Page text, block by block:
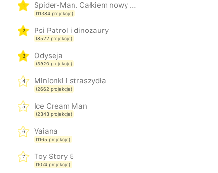
1 Spider-Man. Całkiem nowy dzień
(11384 projekcje)
2 Psi Patrol i dinozaury
(8522 projekcje)
3 Odyseja
(3920 projekcje)
4 Minionki i straszydła
(2662 projekcje)
5 Ice Cream Man
(2343 projekcje)
6 Vaiana
(1165 projekcje)
7 Toy Story 5
(1074 projekcje)